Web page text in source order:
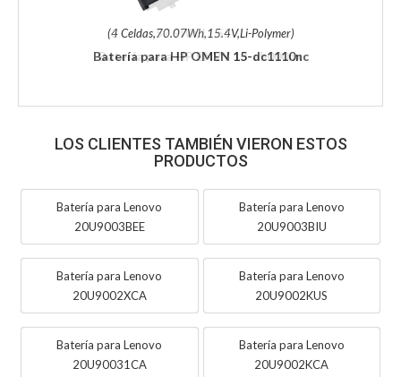
(4 Celdas,70.07Wh,15.4V,Li-Polymer)
Batería para HP OMEN 15-dc1110nc
LOS CLIENTES TAMBIÉN VIERON ESTOS
PRODUCTOS
Batería para Lenovo
20U9003BEE
Batería para Lenovo
20U9003BIU
Batería para Lenovo
20U9002XCA
Batería para Lenovo
20U9002KUS
Batería para Lenovo
20U90031CA
Batería para Lenovo
20U9002KCA